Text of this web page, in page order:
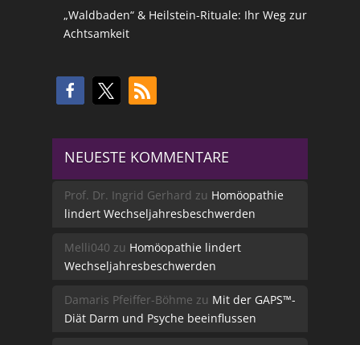
„Waldbaden“ & Heilstein-Rituale: Ihr Weg zur
Achtsamkeit
NEUESTE KOMMENTARE
Prof. Dr. Ingrid Gerhard zu Homöopathie
lindert Wechseljahresbeschwerden
Melli040 zu Homöopathie lindert
Wechseljahresbeschwerden
Damaris Pfeiffer-Böhme zu Mit der GAPS™-
Diät Darm und Psyche beeinflussen